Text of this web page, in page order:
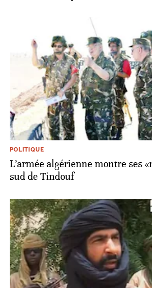
POLITIQUE
L’armée algérienne montre ses
sud de Tindouf